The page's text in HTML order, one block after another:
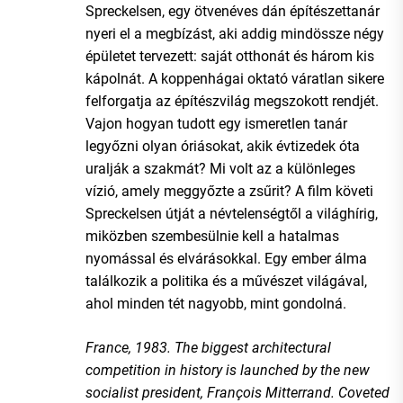
Spreckelsen, egy ötvenéves dán építészettanár
nyeri el a megbízást, aki addig mindössze négy
épületet tervezett: saját otthonát és három kis
kápolnát. A koppenhágai oktató váratlan sikere
felforgatja az építészvilág megszokott rendjét.
Vajon hogyan tudott egy ismeretlen tanár
legyőzni olyan óriásokat, akik évtizedek óta
uralják a szakmát? Mi volt az a különleges
vízió, amely meggyőzte a zsűrit? A film követi
Spreckelsen útját a névtelenségtől a világhírig,
miközben szembesülnie kell a hatalmas
nyomással és elvárásokkal. Egy ember álma
találkozik a politika és a művészet világával,
ahol minden tét nagyobb, mint gondolná.
France, 1983. The biggest architectural
competition in history is launched by the new
socialist president, François Mitterrand. Coveted